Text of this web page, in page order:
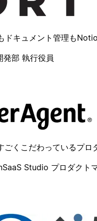
ドキュメント管理も
発部 執行役員
くなる"ツールが、サ
くこだわっているプロ
Studio プロダクト